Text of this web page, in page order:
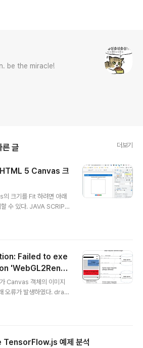
be the miracle!
른 글 더보기
5 Canvas 크
의 크기를 Fit 하려면 아래
할 수 있다. JAVA SCRIPT
current width/height.
//...drawing cod
100%; height: 100%;
Failed to exe
'WebGL2Rend
canvases ma
Canvas 객체의 이미지
오류가 발생하였다. draw
shape img 객체를 can
데이터를 접근하여 추예제 분석